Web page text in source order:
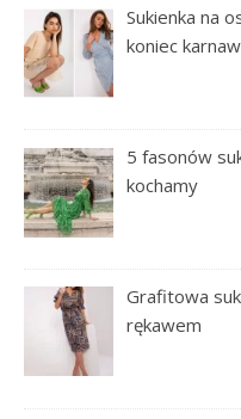
Sukienka na
koniec
5 fasonów
kochamy
Grafitowa
rękawem